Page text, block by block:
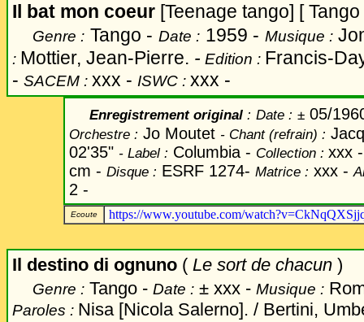
Il bat mon coeur [Teenage tango] [
Genre : Tango - Date : 1959 - Musique :
: Mottier, Jean-Pierre. - Edition : Francis-
- SACEM : xxx - ISWC : xxx -
Enregistrement original : Date : ± 05/
Orchestre : Jo Moutet - Chant(refrain) :
02'35" - Label : Columbia - Collection : xxx
cm - Disque : ESRF 1274- Matrice : xxx -
2 -
Ecoute https://www.youtube.com/
Il destino di ognuno ( Le sort de chacun )
Genre : Tango - Date : ± xxx - Musique :
Paroles : Nisa [Nicola Salerno]. / Bertini,